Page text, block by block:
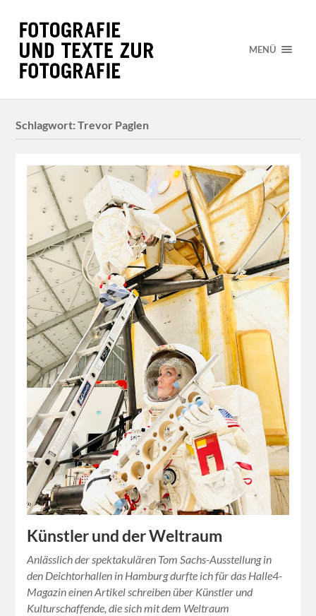
MENÜ
Schlagwort:Trevor Paglen
Künstler und der Weltraum
Anlässlich der spektakulären Tom Sachs-Ausstellung in
den Deichtorhallen in Hamburg durfte ich für das Halle4-
Magazin einen Artikel schreiben über Künstler und
Kulturschaffende, die sich mit dem Weltraum